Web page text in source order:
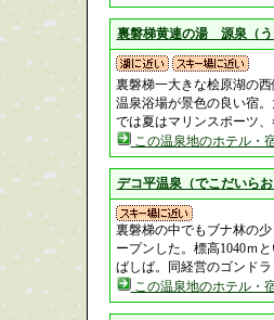
裏磐梯黄連の湯 源泉（
裏磐梯一大きな桧原湖の
温泉浴場が景色の良い宿
では夏はマリンスポーツ
この温泉地のホテル・
デコ平温泉（でこだいらお
裏磐梯の中でもブナ林の
ープンした。標高1040ｍ
ばしば。同経営のゴンド
この温泉地のホテル・